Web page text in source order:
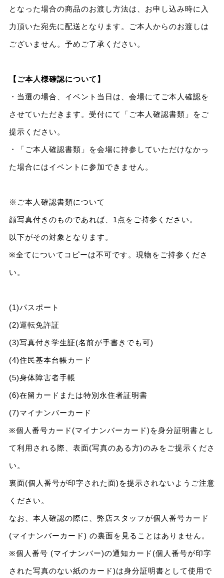
となった場合の商品のお渡し方法は、お申し込み時に入
力頂いた宛先に配送となります。ご本人からのお渡しは
ございません。予めご了承ください。
【ご本人様確認について】
・当選の場合、イベント当日は、会場にてご本人確認を
させていただきます。受付にて「ご本人確認書類」をご
提示ください。
・「ご本人確認書類」を会場に持参していただけなかっ
た場合にはイベントに参加できません。
※ご本人確認書類について
顔写真付きのものであれば、1点をご持参ください。
以下がその対象となります。
※全てについてコピーは不可です。現物をご持参くださ
い。
(1)パスポート
(2)運転免許証
(3)写真付き学生証(名前が手書きでも可)
(4)住民基本台帳カード
(5)身体障害者手帳
(6)在留カードまたは特別永住者証明書
(7)マイナンバーカード
※個人番号カード(マイナンバーカード)を身分証明書とし
て利用される際、表面(写真のある方)のみをご提示くださ
い。
裏面(個人番号が印字された面)を提示されないようご注意
ください。
なお、本人確認の際に、弊店スタッフが個人番号カード
(マイナンバーカード) の裏面を見ることはありません。
※個人番号 (マイナンバー)の通知カード(個人番号が印字
された写真のない紙のカード)は身分証明書として使用で